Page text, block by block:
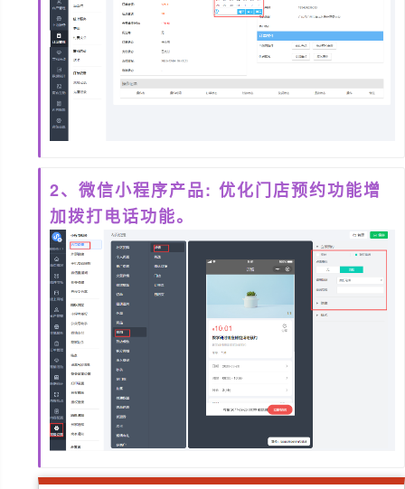
2、微信小程序产品: 优化门店预约功能增
加拨打电话功能。